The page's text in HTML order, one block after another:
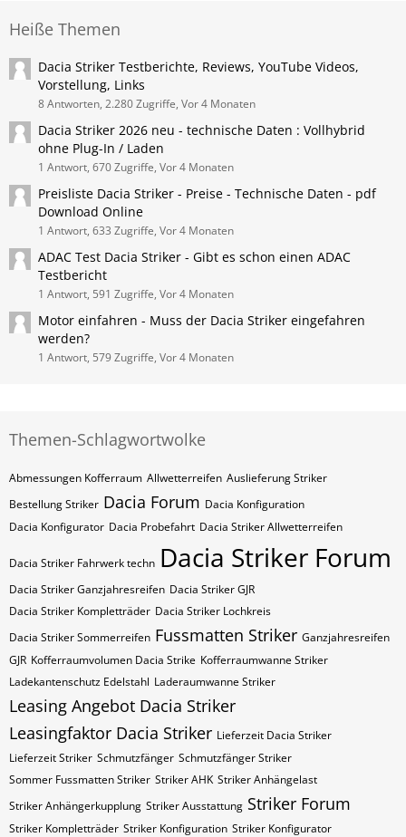
Heiße Themen
Dacia Striker Testberichte, Reviews, YouTube Videos,
Vorstellung, Links
8 Antworten, 2.280 Zugriffe, Vor 4 Monaten
Dacia Striker 2026 neu - technische Daten : Vollhybrid
ohne Plug-In / Laden
1 Antwort, 670 Zugriffe, Vor 4 Monaten
Preisliste Dacia Striker - Preise - Technische Daten - pdf
Download Online
1 Antwort, 633 Zugriffe, Vor 4 Monaten
ADAC Test Dacia Striker - Gibt es schon einen ADAC
Testbericht
1 Antwort, 591 Zugriffe, Vor 4 Monaten
Motor einfahren - Muss der Dacia Striker eingefahren
werden?
1 Antwort, 579 Zugriffe, Vor 4 Monaten
Themen-Schlagwortwolke
Abmessungen Kofferraum Allwetterreifen Auslieferung Striker
Bestellung Striker Dacia Forum Dacia Konfiguration
Dacia Konfigurator Dacia Probefahrt Dacia Striker Allwetterreifen
Dacia Striker Fahrwerk techn Dacia Striker Forum
Dacia Striker Ganzjahresreifen Dacia Striker GJR
Dacia Striker Kompletträder Dacia Striker Lochkreis
Dacia Striker Sommerreifen Fussmatten Striker Ganzjahresreifen
GJR Kofferraumvolumen Dacia Strike Kofferraumwanne Striker
Ladekantenschutz Edelstahl Laderaumwanne Striker
Leasing Angebot Dacia Striker
Leasingfaktor Dacia Striker Lieferzeit Dacia Striker
Lieferzeit Striker Schmutzfänger Schmutzfänger Striker
Sommer Fussmatten Striker Striker AHK Striker Anhängelast
Striker Anhängerkupplung Striker Ausstattung Striker Forum
Striker Kompletträder Striker Konfiguration Striker Konfigurator